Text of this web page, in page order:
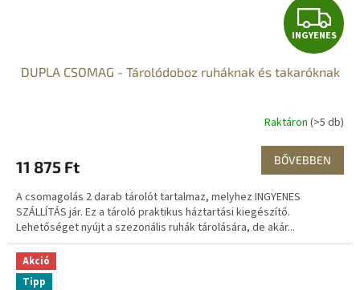
I
N
G
Y
E
N
S
INGYENES
DUPLA CSOMAG - Tárolódoboz ruháknak és takaróknak
Raktáron (>5 db)
11 875 Ft BŐVEBBEN
A csomagolás 2 darab tárolót tartalmaz, melyhez INGYENES
SZÁLLÍTÁS jár. Ez a tároló praktikus háztartási kiegészítő.
Lehetőséget nyújt a szezonális ruhák tárolására, de akár...
Akció
Tipp